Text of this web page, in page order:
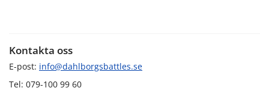
Kontakta oss
E-post: info@dahlborgsbattles.se
Tel: 079-100 99 60